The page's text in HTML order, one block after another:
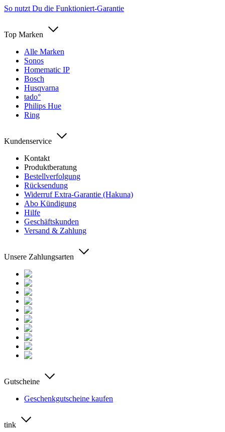
So nutzt Du die Funktioniert-Garantie
Top Marken
Alle Marken
Sonos
Homematic IP
Bosch
Husqvarna
tado°
Philips Hue
Ring
Kundenservice
Kontakt
Produktberatung
Bestellverfolgung
Rücksendung
Widerruf Extra-Garantie (Hakuna)
Abo Kündigung
Hilfe
Geschäftskunden
Versand & Zahlung
Unsere Zahlungsarten
Gutscheine
Geschenkgutscheine kaufen
tink